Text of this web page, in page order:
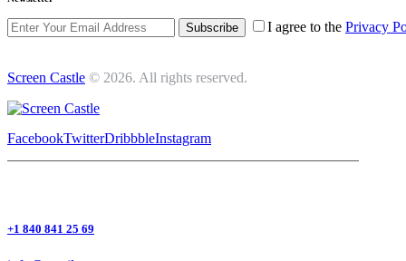
Subscribe I agree to the Privacy
Screen Castle © 2026. All rights reserved.
FacebookTwitterDribbbleInstagram
+1 840 841 25 69